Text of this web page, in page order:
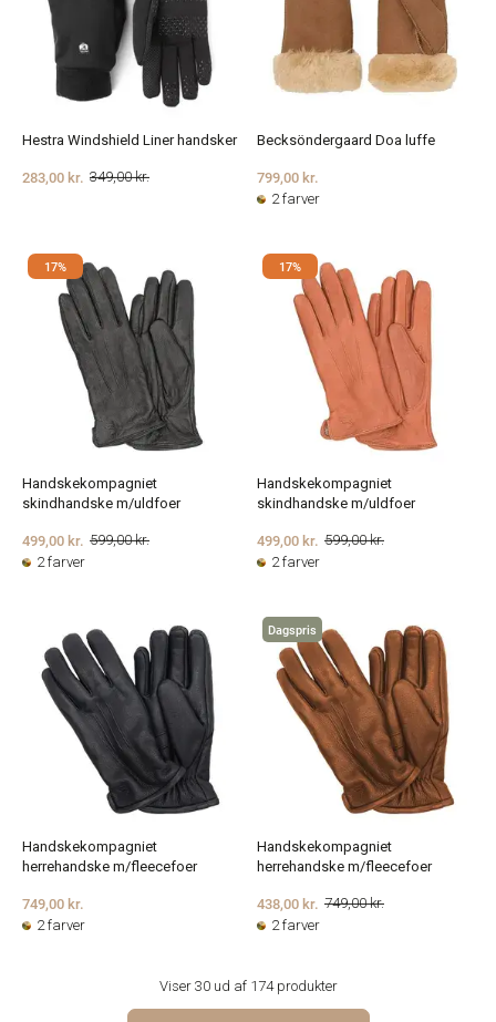
Hestra Windshield Liner handsker
349,00 kr.
283,00 kr.
Becksöndergaard Doa luffe
799,00 kr.
2 farver
17%
Handskekompagniet
skindhandske m/uldfoer
599,00 kr.
499,00 kr.
2 farver
17%
Handskekompagniet
skindhandske m/uldfoer
599,00 kr.
499,00 kr.
2 farver
Handskekompagniet
herrehandske m/fleecefoer
749,00 kr.
2 farver
Dagspris
Handskekompagniet
herrehandske m/fleecefoer
749,00 kr.
438,00 kr.
2 farver
Viser 30 ud af 174 produkter